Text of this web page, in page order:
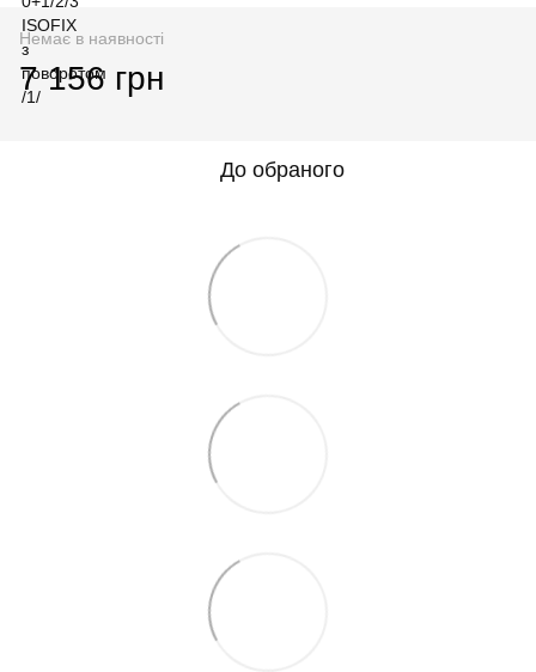
Немає в наявності
7 156 грн
До обраного